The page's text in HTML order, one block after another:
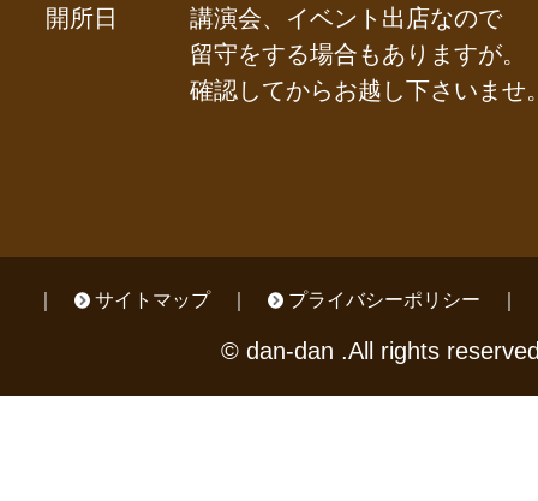
開所日
講演会、イベント出店なので
留守をする場合もありますが。
確認してからお越し下さいませ
サイトマップ プライバシーポリシー
© dan-dan .All rights